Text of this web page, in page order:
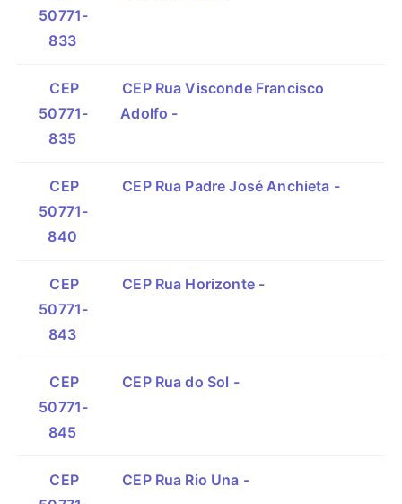
50771-
833
CEP
50771-
835
CEP Rua Visconde Francisco
Adolfo -
CEP
50771-
840
CEP Rua Padre José Anchieta -
CEP
50771-
843
CEP Rua Horizonte -
CEP
50771-
845
CEP Rua do Sol -
CEP
CEP Rua Rio Una -